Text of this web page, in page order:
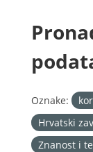
Oznake:
Hrvatski
Znanost i